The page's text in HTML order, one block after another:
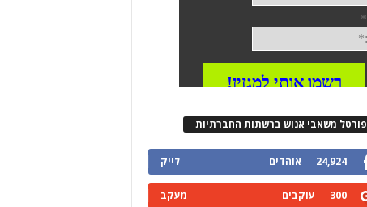
פורטל משאבי אנוש ברשתות החברתיות
24,924 אוהדים לייק
300 עוקבים מעקב